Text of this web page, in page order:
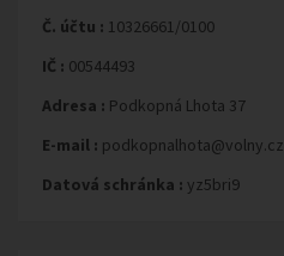
Č. účtu : 10326661/0100
IČ : 00544493
Adresa : Podkopná Lhota 37
E-mail : podkopnalhota@volny.cz
Datová schránka : yz5bri9